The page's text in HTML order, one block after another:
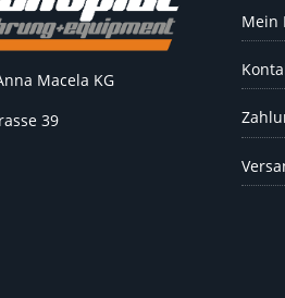
Macela KG
39
Mein